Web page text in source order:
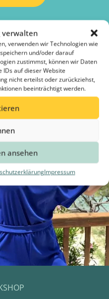
verwalten
verwenden wir Technologien wie
und/oder darauf
zustimmst, können wir Daten
IDs auf dieser Website
nicht erteilst oder zurückziehst,
beeinträchtigt werden.
ansehen
Impressum